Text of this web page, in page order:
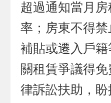
超過通知當月
率；房東不得
補貼或遷入戶
關租賃爭議得
律訴訟扶助，盼